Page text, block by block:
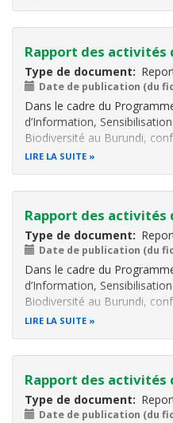
Rapport des activités
Type de document
Date de publication (du
Dans le cadre du
d’Information,
Biodiversité au Burundi,
attribuées au Consultant
LIRE LA SUITE
Rapport des activités
Type de document
Date de publication (du
Dans le cadre du
d’Information,
Biodiversité au Burundi,
attribuées au Consultant
LIRE LA SUITE
Rapport des activités
Type de document
Date de publication (du